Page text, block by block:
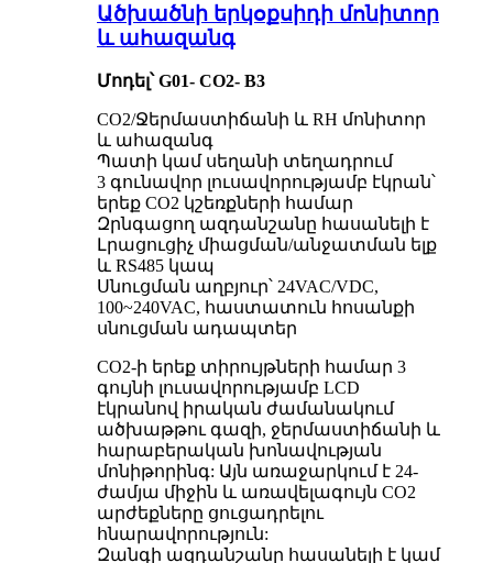
Ածխածնի երկօքսիդի մոնիտոր
և ահազանգ
Մոդել՝ G01- CO2- B3
CO2/Ջերմաստիճանի և RH մոնիտոր
և ահազանգ
Պատի կամ սեղանի տեղադրում
3 գունավոր լուսավորությամբ էկրան՝
երեք CO2 կշեռքների համար
Զրնգացող ազդանշանը հասանելի է
Լրացուցիչ միացման/անջատման ելք
և RS485 կապ
Սնուցման աղբյուր՝ 24VAC/VDC,
100~240VAC, հաստատուն հոսանքի
սնուցման ադապտեր
CO2-ի երեք տիրույթների համար 3 ​​
գույնի լուսավորությամբ LCD
էկրանով իրական ժամանակում
ածխաթթու գազի, ջերմաստիճանի և
հարաբերական խոնավության
մոնիթորինգ: Այն առաջարկում է 24-
ժամյա միջին և առավելագույն CO2
արժեքները ցուցադրելու
հնարավորություն:
Զանգի ազդանշանը հասանելի է կամ